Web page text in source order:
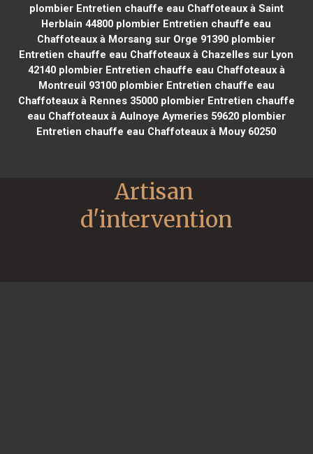
plombier Entretien chauffe eau Chaffoteaux à Saint
Herblain 44800 plombier Entretien chauffe eau
Chaffoteaux à Morsang sur Orge 91390 plombier
Entretien chauffe eau Chaffoteaux à Chazelles sur Lyon
42140plombier Entretien chauffe eau Chaffoteaux à
Montreuil 93100plombier Entretien chauffe eau
Chaffoteaux à Rennes 35000plombier Entretien chauffe
eau Chaffoteaux à Aulnoye Aymeries 59620plombier
Entretien chauffe eau Chaffoteaux à Mouy 60250
Artisan
d'intervention